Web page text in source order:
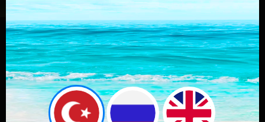
Скачай мобильное
приложение
любимого города